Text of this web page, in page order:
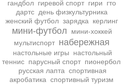
гандбол гиревой спорт гири
гто
дартс день физкультурника
женский футбол зарядка керлинг
мини-футбол
мини-хоккей
мультиспорт набережная
настольные игры
настольный
теннис парусный спорт пионербол
русская лапта спортивная
акробатика спортивный туризм